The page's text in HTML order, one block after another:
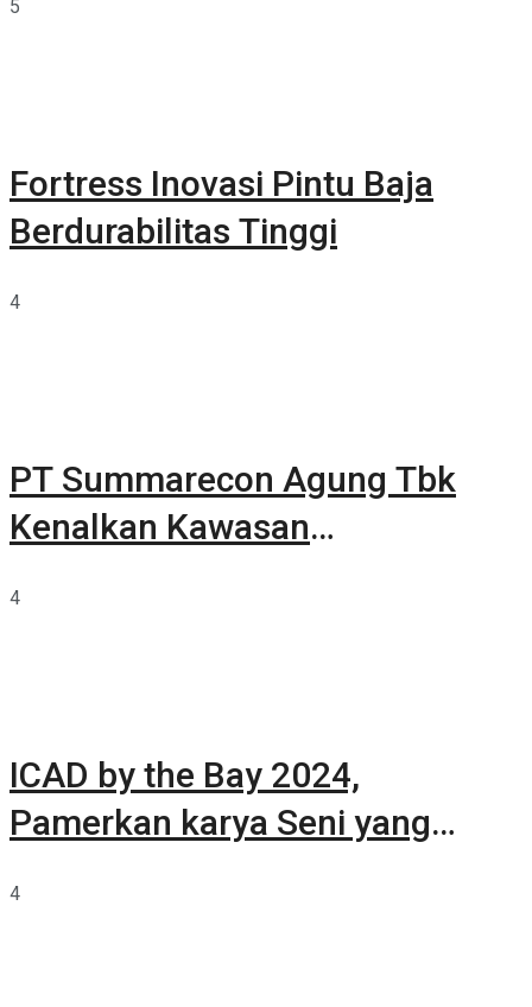
5
Fortress Inovasi Pintu Baja
Berdurabilitas Tinggi
4
PT Summarecon Agung Tbk
Kenalkan Kawasan
4
ICAD by the Bay 2024,
Pamerkan karya Seni yang
4